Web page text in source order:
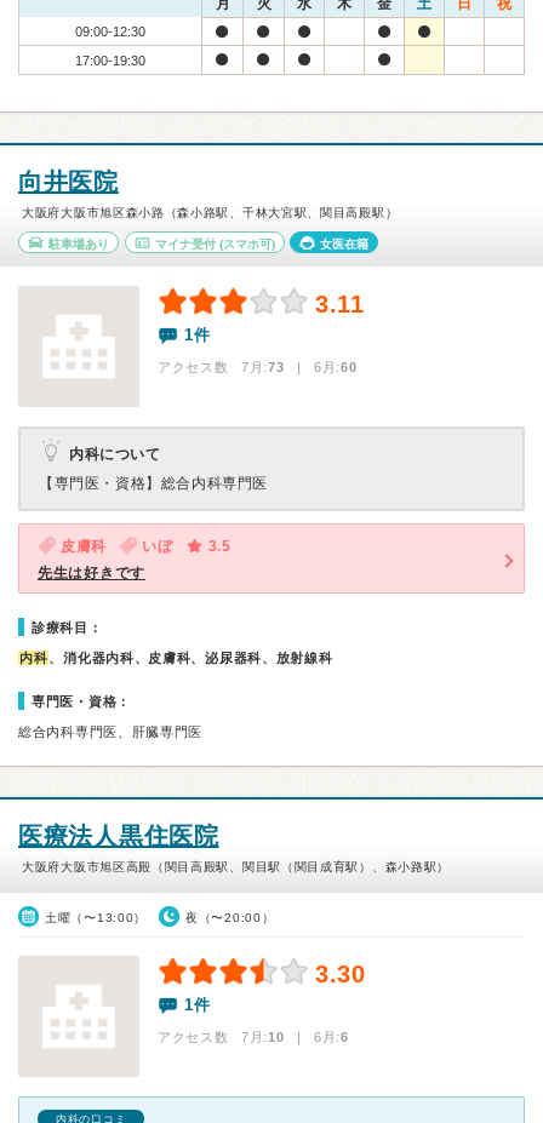
月 火 水 木 金 土 日 祝
09:00-12:30
17:00-19:30
向井医院
大阪府大阪市旭区森小路（森小路駅、千林大宮駅、関目高殿駅）
駐車場あり マイナ受付(スマホ可) 女医在籍
3.11
1件
アクセス数 7月:73 | 6月:60
内科について
【専門医・資格】 総合内科専門医
皮膚科 いぼ
3.5
先生は好きです
診療科目：
内科、消化器内科、皮膚科、泌尿器科、放射線科
専門医・資格：
総合内科専門医、肝臓専門医
医療法人黒住医院
大阪府大阪市旭区高殿（関目高殿駅、関目駅（関目成育駅）、森小路駅）
土曜（〜13:00） 夜（〜20:00）
3.30
1件
アクセス数 7月:10 | 6月:6
内科の口コミ